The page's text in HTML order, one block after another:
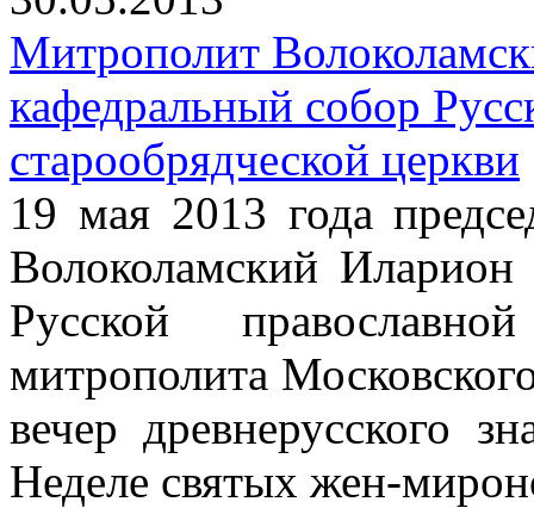
Митрополит
кафедральный собор
старообрядческой церкви
19 мая 2013 года
Волоколамский Иларион
Русской
митрополита
вечер древнерусского
Неделе святых жен-